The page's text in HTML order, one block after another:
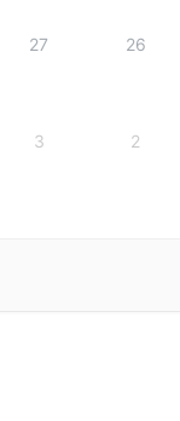
26
27
2
3